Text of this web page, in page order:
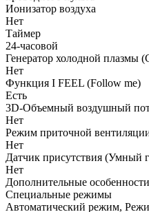
Ионизатор воздуха
Нет
Таймер
24-часовой
Генератор холодной плазмы
Нет
Функция I FEEL (Follow me)
Есть
3D-Объемный воздушный
Нет
Режим приточной
Нет
Датчик присутствия (Умный
Нет
Дополнительные особенности
Специальные режимы
Автоматический режим,